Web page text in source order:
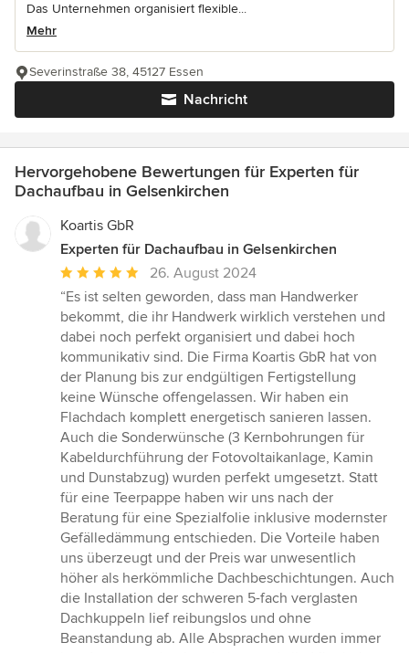
Das Unternehmen organisiert flexible...
Mehr
Nachricht
Severinstraße 38, 45127 Essen
Hervorgehobene Bewertungen für Experten für
Dachaufbau in Gelsenkirchen
Koartis GbR
Experten für Dachaufbau in Gelsenkirchen
Durchschnittliche
Bewertung:
5
von
5
Sternen
26. August 2024
“Es ist selten geworden, dass man Handwerker
bekommt, die ihr Handwerk wirklich verstehen und
dabei noch perfekt organisiert und dabei hoch
kommunikativ sind. Die Firma Koartis GbR hat von
der Planung bis zur endgültigen Fertigstellung
keine Wünsche offengelassen. Wir haben ein
Flachdach komplett energetisch sanieren lassen.
Auch die Sonderwünsche (3 Kernbohrungen für
Kabeldurchführung der Fotovoltaikanlage, Kamin
und Dunstabzug) wurden perfekt umgesetzt. Statt
für eine Teerpappe haben wir uns nach der
Beratung für eine Spezialfolie inklusive modernster
Gefälledämmung entschieden. Die Vorteile haben
uns überzeugt und der Preis war unwesentlich
höher als herkömmliche Dachbeschichtungen. Auch
die Installation der schweren 5-fach verglasten
Dachkuppeln lief reibungslos und ohne
Beanstandung ab. Alle Absprachen wurden immer